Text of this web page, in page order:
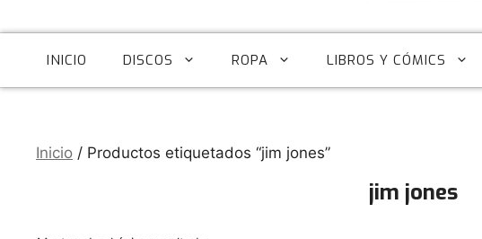
INICIO DISCOS ROPA LIBROS Y CÓMICS
Inicio / Productos etiquetados “jim jones”
jim jones